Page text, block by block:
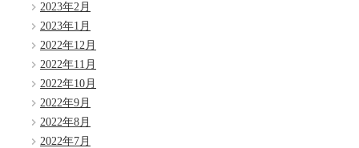
2023年2月
2023年1月
2022年12月
2022年11月
2022年10月
2022年9月
2022年8月
2022年7月